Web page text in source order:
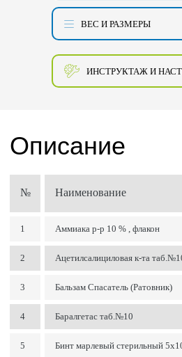
ВЕС И РАЗМЕРЫ
ИНСТРУКТАЖ И
Описание
№ Наименование
1 Аммиака р-р 10 % , флакон
2 Ацетилсалициловая к-та
3 Бальзам Спасатель (Ратовник)
4 Баралгетас таб.№10
5 Бинт марлевый стерильный